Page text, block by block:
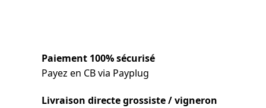
Paiement 100% sécurisé
Payez en CB via Payplug
Livraison directe grossiste / vigneron